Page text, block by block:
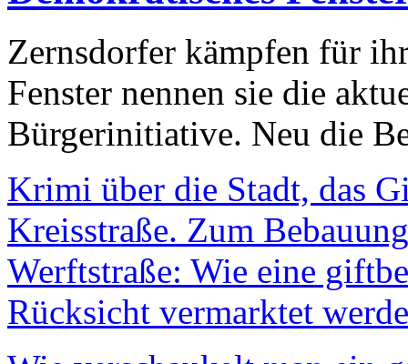
Zernsdorfer kämpfen für
Fenster nennen sie die
Bürgerinitiative. Neu die
Krimi über die Stadt, das
Kreisstraße. Zum
Werftstraße: Wie eine
Rücksicht vermarktet